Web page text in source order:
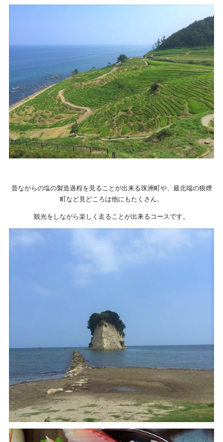
昔ながらの塩の製造過程を見ることが出来る珠洲町や、最北端の狼煙
町など見どころは他にもたくさん。
観光をしながら楽しく走ることが出来るコースです。